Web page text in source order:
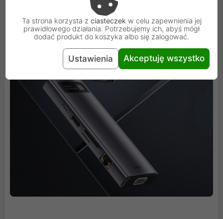
Ta strona korzysta z ciasteczek w celu zapewnienia jej
prawidłowego działania. Potrzebujemy ich, abyś mógł
dodać produkt do koszyka albo się zalogować.
Ustawienia Akceptuję wszystko